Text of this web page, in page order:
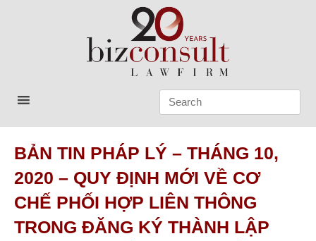
Bizconsult
Lawyers in Vietnam
BẢN TIN PHÁP LÝ – THÁNG 10,
2020 – QUY ĐỊNH MỚI VỀ CƠ
CHẾ PHỐI HỢP LIÊN THÔNG
TRONG ĐĂNG KÝ THÀNH LẬP